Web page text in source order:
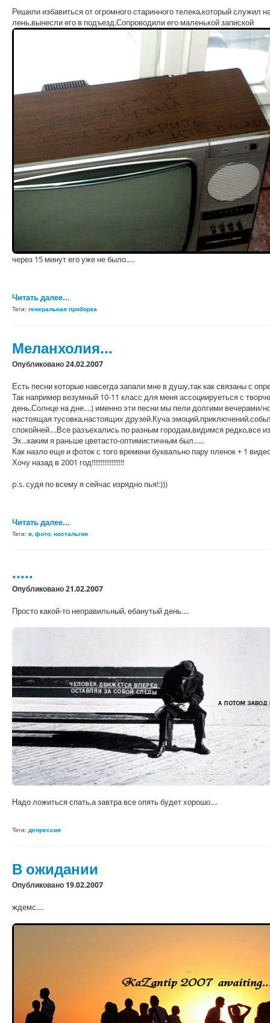
Решили избавиться от огромного старинного телека,который служил
лень,вынесли его в подъезд.Сопроводили его маленькой запиской
через 15 минут его уже не было.....
Читать далее...
Теги: генеральная приборка
Меланхолия...
Опубликовано 24.02.2007
Есть песни которые навсегда запали мне в душу,так как связаны с
Так например везумный 10-11 класс для меня ассоциируеться с
день,Солнце на дне....) именно эти песни мы пели долгими
настоящая тусовка,настоящих друзей.Куча
спокойней....Все разъехались по разным городам,видимся редко,все
Эх...каким я раньше цветасто-оптимистичным был......
Как назло еще и фоток с того времени буквально пару пленок + 1
Хочу назад в 2001 год!!!!!!!!!!!!!!!!!!
p.s. судя по всему я сейчас изрядно пья!:)))
Читать далее...
Теги: я, фото, ностальгия
.....
Опубликовано 21.02.2007
Просто какой-то неправильный, ебанутый день....
Надо ложиться спать,а завтра все опять будет хорошо....
Теги: депрессия
В ожидании
Опубликовано 19.02.2007
ждемс....